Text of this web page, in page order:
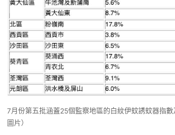
7月份第五批涵蓋25個監察地區的白紋伊蚊誘蚊器指
圖片）